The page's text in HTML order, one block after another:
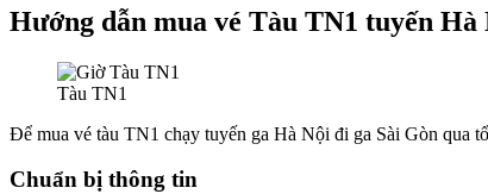
Hướng dẫn mua vé Tàu TN1 tuyến Hà
Tàu TN1
Để mua vé tàu TN1 chạy tuyến ga Hà Nội đi ga Sài Gòn qua
Chuẩn bị thông tin